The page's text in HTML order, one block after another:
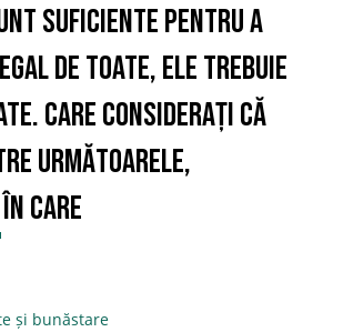
suficiente pentru a
de toate, ele trebuie
Care considerați că
următoarele,
care
și bunăstare